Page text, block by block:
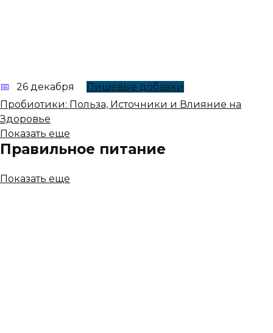
26 декабря
Пищевые добавки
Пробиотики: Польза, Источники и Влияние на
Здоровье
Показать еще
Правильное питание
Показать еще